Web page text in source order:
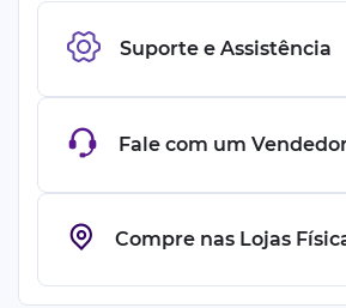
Suporte e Assistência
Fale com um
Compre nas Lojas